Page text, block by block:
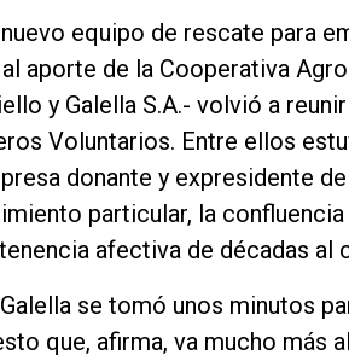
equipo de rescate para
aporte de la Cooperativa
y Galella S.A.- volvió a
Voluntarios. Entre ellos
donante y expresidente
particular, la
afectiva de décadas al
se tomó unos minutos
que, afirma, va mucho más